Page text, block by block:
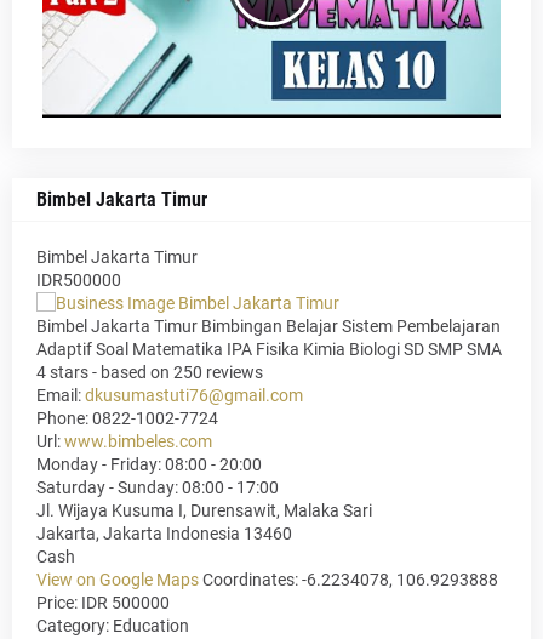
Bimbel Jakarta Timur
Bimbel Jakarta Timur
IDR500000
Bimbel Jakarta Timur Bimbingan Belajar Sistem Pembelajaran
Adaptif Soal Matematika IPA Fisika Kimia Biologi SD SMP SMA
4 stars - based on 250 reviews
Email:dkusumastuti76@gmail.com
Phone:0822-1002-7724
Url:www.bimbeles.com
Monday - Friday: 08:00 - 20:00
Saturday - Sunday: 08:00 - 17:00
Jl. Wijaya Kusuma I, Durensawit, Malaka Sari
Jakarta, Jakarta Indonesia 13460
Cash
View on Google MapsCoordinates: -6.2234078, 106.9293888
Price: IDR 500000
Category: Education